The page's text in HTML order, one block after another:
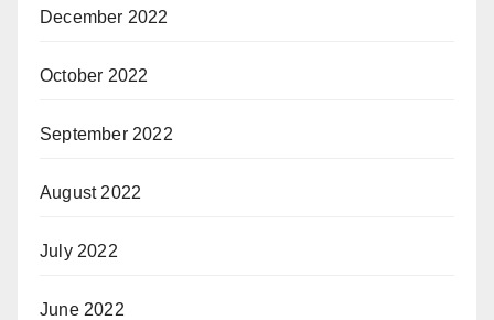
December 2022
October 2022
September 2022
August 2022
July 2022
June 2022